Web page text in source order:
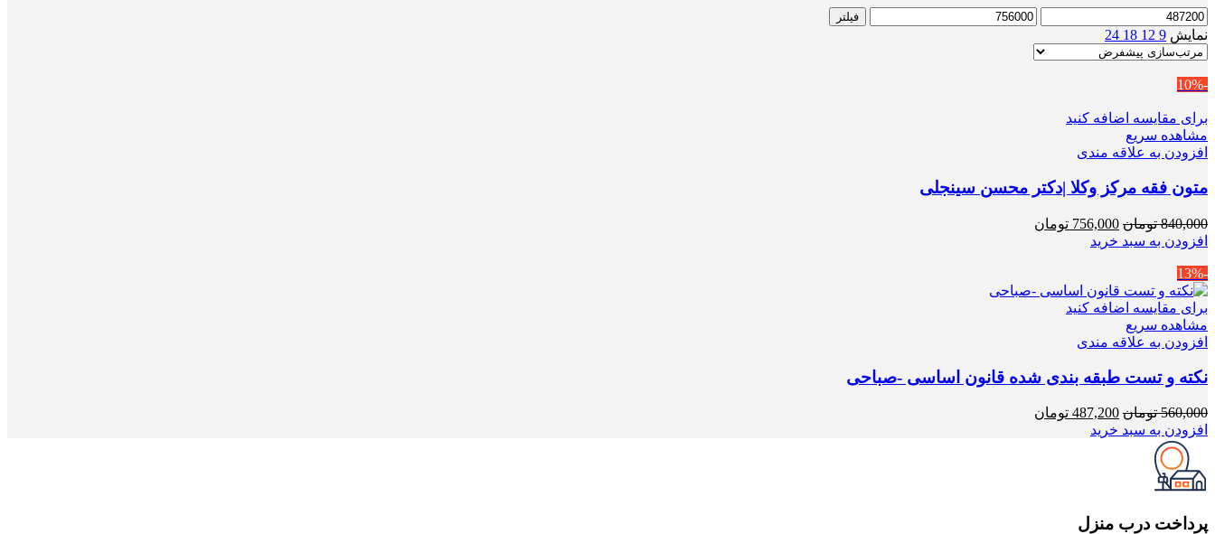
حداقل
قیمت
حداکثر
فیلتر
نمایش 9
12
18
24
-10%
برای مقایسه اضافه کنید
مشاهده سریع
افزودن به علاقه مندی
متون فقه مرکز وکلا |دکتر محسن سینجلی
840,000 تومان قیمت
اصلی
756,000 تومان
افزودن به سبد خرید
-13%
برای مقایسه اضافه کنید
مشاهده سریع
افزودن به علاقه مندی
نکته و تست طبقه بندی شده قانون اساسی -صباحی
560,000 تومان قیمت
اصلی
487,200 تومان
افزودن به سبد خرید
پرداخت درب منزل